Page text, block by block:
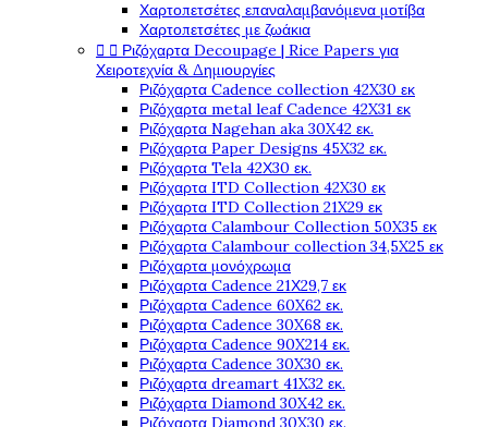
Χαρτοπετσέτες επαναλαμβανόμενα μοτίβα
Χαρτοπετσέτες με ζωάκια
  Ριζόχαρτα Decoupage | Rice Papers για
Χειροτεχνία & Δημιουργίες
Ριζόχαρτα Cadence collection 42X30 εκ
Ριζόχαρτα metal leaf Cadence 42X31 εκ
Ριζόχαρτα Nagehan aka 30X42 εκ.
Ριζόχαρτα Paper Designs 45X32 εκ.
Ριζόχαρτα Tela 42Χ30 εκ.
Ριζόχαρτα ITD Collection 42X30 εκ
Ριζόχαρτα ITD Collection 21X29 εκ
Ριζόχαρτα Calambour Collection 50X35 εκ
Ριζόχαρτα Calambour collection 34,5X25 εκ
Ριζόχαρτα μονόχρωμα
Ριζόχαρτα Cadence 21Χ29,7 εκ
Ριζόχαρτα Cadence 60X62 εκ.
Ριζόχαρτα Cadence 30X68 εκ.
Ριζόχαρτα Cadence 90X214 εκ.
Ριζόχαρτα Cadence 30X30 εκ.
Ριζόχαρτα dreamart 41X32 εκ.
Ριζόχαρτα Diamond 30X42 εκ.
Ριζόχαρτα Diamond 30X30 εκ.